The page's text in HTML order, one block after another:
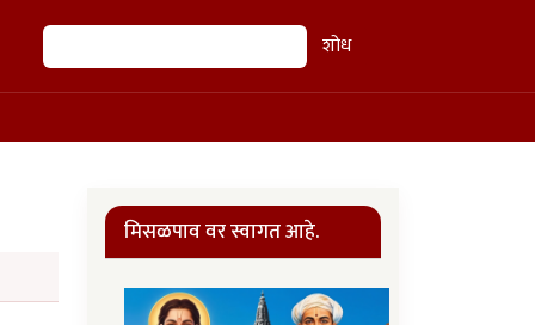
शोध शोध
मिसळपाव वर स्वागत आहे.